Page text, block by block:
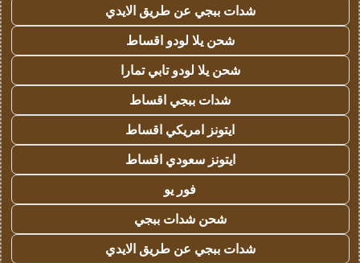
شدات ببجي عن طريق الايدي
شحن يلا لودو اقساط
شحن يلا لودو تابي تمارا
شدات ببجي اقساط
ايتونز امريكي اقساط
ايتونز سعودي اقساط
فور يو
شحن شدات ببجي
شدات ببجي عن طريق الايدي